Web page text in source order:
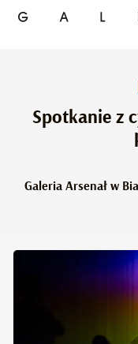
Spotkanie z
Galeria Arsenał w